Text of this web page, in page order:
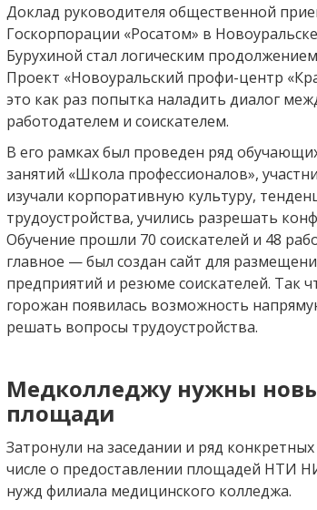
Доклад руководителя общественной
Госкорпорации «Росатом» в
Бурухиной стал логическим
Проект «Новоуральский профи-центр
это как раз попытка наладить диалог
работодателем и соискателем.
В его рамках был проведен ряд
занятий «Школа профессионалов»,
изучали корпоративную культуру,
трудоустройства, учились разрешать
Обучение прошли 70 соискателей и 48
главное — был создан сайт для
предприятий и резюме соискателей. Так
горожан появилась возможность
решать вопросы трудоустройства.
Медколледжу нужны
площади
Затронули на заседании и ряд
числе о предоставлении площадей НТИ
нужд филиала медицинского колледжа.